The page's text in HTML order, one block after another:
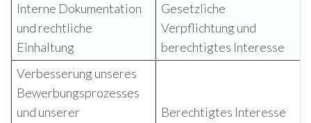
Interne Dokumentation
und rechtliche
Einhaltung
Gesetzliche
Verpflichtung und
berechtigtes Interesse
Verbesserung unseres
Bewerbungsprozesses
und unserer
Berechtigtes Interesse